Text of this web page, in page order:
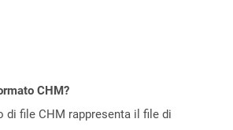
CHM?
di file CHM rappresenta il file di